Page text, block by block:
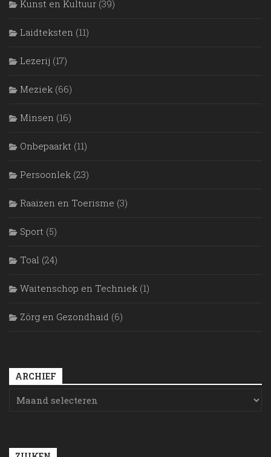
Kunst en Kultuur (39)
Laidteksten (11)
Lezerij (17)
Meziek (66)
Mìnsen (16)
Onbepaarkt (11)
Persoonlek (23)
Raaizen en Toerisme (3)
Sport (5)
Toal (24)
Waitenschop en Techniek (1)
Zörg en Gezondhaid (6)
ARCHIEF